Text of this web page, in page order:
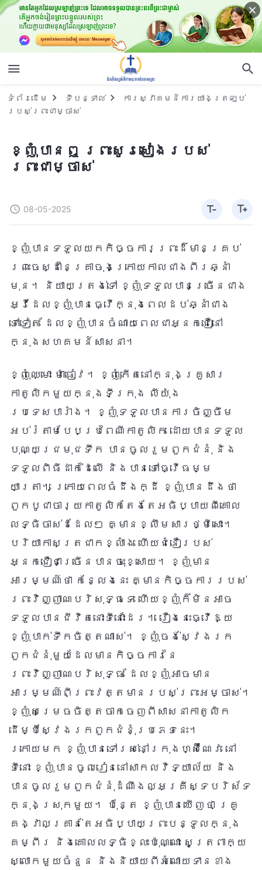
ទំព័រ​ដើម ទីបន្ទាល់
ការស្វាគមន៍ការយាងត្រឡប់
របស់ព្រះជាម្ចាស់
ខ្ញុំបានឮ ព្រះសូរសៀងរបស់
ព្រះជាម្ចាស់
08-05-2025
ខ្ញុំបានទទួលយកកិច្ចការព្រះដ៏មានគ្រប់
ព្រះចេស្ដានៃគ្រាចុងក្រោយកាលជាងពីរឆ្នាំ
មុន។ និយាយត្រង់ទៅ ខ្ញុំទទួលបានច្រើនជាង
អ្វីដែលខ្ញុំបានធ្វើក្នុងពេលដប់ឆ្នាំជាង
ទៅទៀត ដែលខ្ញុំបានចំណាយពេលជាអ្នកជឿនៅ
ក្នុងសហគមន៍សាសនា។
ខ្ញុំឈ្មោះ ម៉ាធៀវ។ ខ្ញុំកើតនៅក្នុងគ្រួសារ
កាតូលិកមួយក្នុងទីក្រុង លីយ៉ុង
ប្រទេសបារាំង។ ខ្ញុំទទួលបានការចិញ្ចឹម
អប់រំតាមបែបប្រពៃណីកាតូលិក ដោយបានទទួល
បុណ្យជ្រមុជទឹក បានចូលរួមពួកជំនុំ និង
ទទួលពិធីដាក់ដៃលើ និងបានទៅធ្វើធម្ម
យាត្រា។ ក្រោយពេលធំដឹងក្ដី ខ្ញុំបានដឹងថា
ពួកបូជាចារ្យកាតូលិកតែងតែអធិប្បាយពីគោល
លទ្ធិចាស់ដដែលៗ គ្មានខ្លឹមសារថ្មីសោះ។
បរិយាកាសត្រជាកខ្លាំង ហើយជំនឿរបស់
អ្នកជឿជាច្រើនបានចុះខ្សោយ។ ខ្ញុំមាន
អារម្មណ៍ថា កន្លែងនេះ គ្មានកិច្ចការរបស់
ព្រះវិញ្ញាណបរិសុទ្ធទេ ហើយខ្ញុំក៏មិនអាច
ទទួលបានជីវិតនោះទីនោះដែរ។ រឿងនេះធ្វើឱ្យ
ខ្ញុំបាក់ទឹកចិត្តណាស់។ ខ្ញុំចង់ស្វែងរក
ពួកជំនុំមួយដែលមានកិច្ចការនៃ
ព្រះវិញ្ញាណបរិសុទ្ធ ដែលខ្ញុំអាចមាន
អារម្មណ៍ពីព្រះវត្តមានរបស់ព្រះអម្ចាស់។
ខ្ញុំសម្រេចចិត្តចាកចេញពីសាសនាកាតូលិក
ដើម្បីស្វែងរកពួកជំនុំប្រភេទនេះ។
ក្រោយមក ខ្ញុំបានទៅរស់នៅក្រុងហ្ស៊ឺណែវ នៅ
ទីនោះ ខ្ញុំបានចូលរៀននៅសាកលវិទ្យាល័យ និង
បានចូលរួមពួកជំនុំដំណឹងល្អគ្រីស្ទបរិស័ទ
ក្នុងស្រុកមួយ។ ប៉ុន្តែ ខ្ញុំបានឃើញថា គ្រូ
គង្វាលគ្រាន់តែអធិប្បាយព្រះបន្ទូលក្នុង
គម្ពីរ និងគោលលទ្ធិខ្លះប៉ុណ្ណោះ សូត្រពាក្យ
ស្លោកមួយចំនួន និងនិយាយពីអំណោយទានខាង